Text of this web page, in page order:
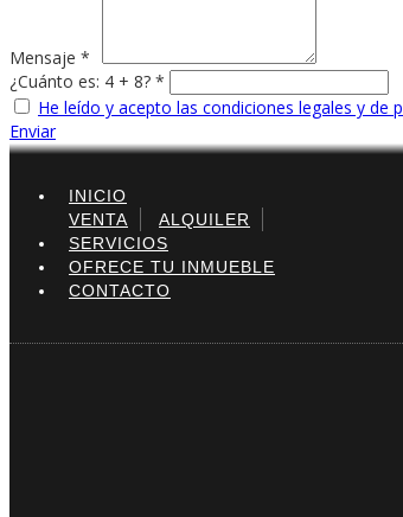
Mensaje *
¿Cuánto es: 4 + 8? *
He leído y acepto las condiciones legales y de
Enviar
INICIO
VENTA
ALQUILER
SERVICIOS
OFRECE TU INMUEBLE
CONTACTO